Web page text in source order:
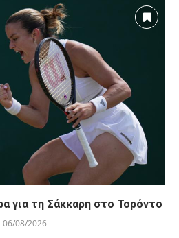
για τη Σάκκαρη στο Τορόντο
06/08/2026